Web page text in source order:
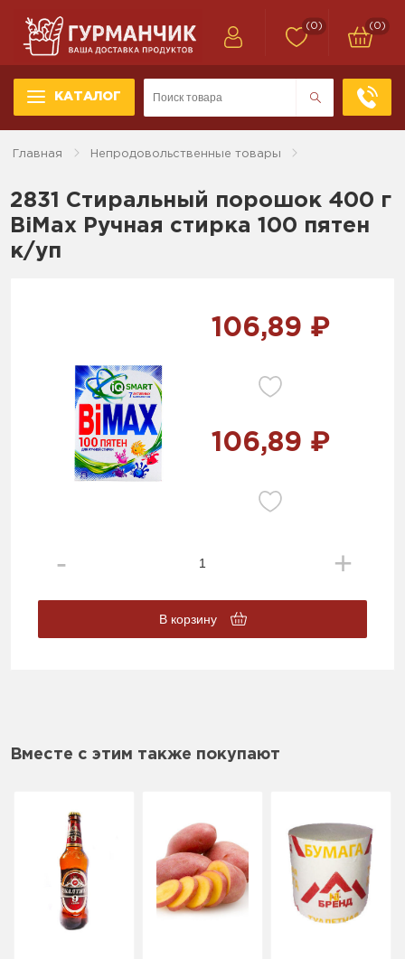
КАТАЛОГ
(0) (0)
Главная Непродовольственные товары
2831 Стиральный порошок 400 г
BiMax Ручная стирка 100 пятен
к/уп
106,89 ₽
106,89 ₽
В корзину
Вместе с этим также покупают